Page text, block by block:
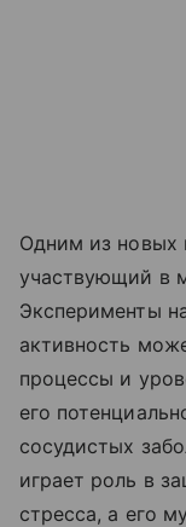
Одним из новых
участвующий в
Эксперименты
активность
процессы и
его
сосудистых
играет роль в
стресса, а его